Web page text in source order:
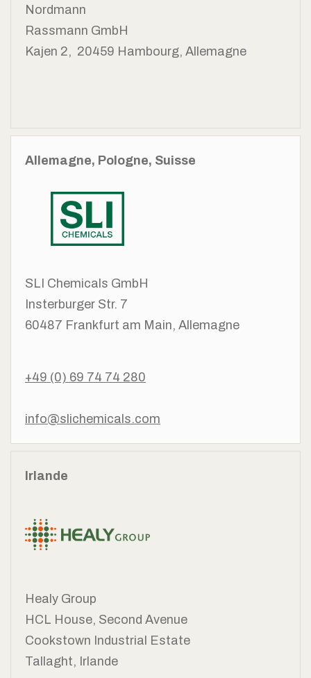
Nordmann
Rassmann GmbH
Kajen 2, 20459 Hambourg, Allemagne
Allemagne, Pologne, Suisse
SLI Chemicals GmbH
Insterburger Str. 7
60487 Frankfurt am Main, Allemagne
+49 (0) 69 74 74 280
info@slichemicals.com
Irlande
Healy Group
HCL House, Second Avenue
Cookstown Industrial Estate
Tallaght, Irlande